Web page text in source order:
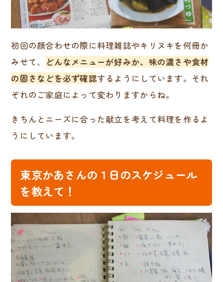
初回の顔合わせの際に料理雑誌やキリヌキを何冊か
みせて、
どんなメニューが好みか、味の濃さや食材
の固さなどを必ず確認するようにしています。それ
ぞれのご家庭によって変わりますからね。
きちんとニーズに合った献立を考えて料理を作るよ
うにしています。
東京かあさんの１日のスケジュール
を教えて！